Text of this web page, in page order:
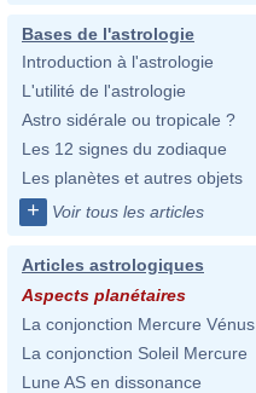
Bases de l'astrologie
Introduction à l'astrologie
L'utilité de l'astrologie
Astro sidérale ou tropicale ?
Les 12 signes du zodiaque
Les planètes et autres objets
+ Voir tous les articles
Articles astrologiques
Aspects planétaires
La conjonction Mercure Vénus
La conjonction Soleil Mercure
Lune AS en dissonance